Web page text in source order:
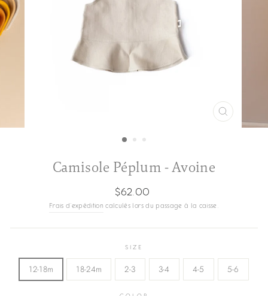
FERMER
(ESC)
Camisole Péplum - Avoine
Prix
régulier
$62.00
Frais d'expédition calculés lors du passage à la caisse.
SIZE
12-18m 18-24m 2-3 3-4 4-5 5-6